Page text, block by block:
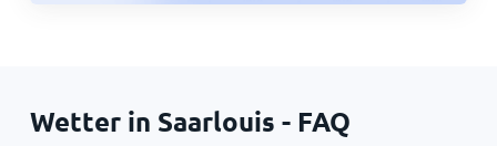
Wetter in Saarlouis - FAQ